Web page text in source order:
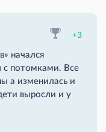
+3
начался
потомками. Все
а изменилась и
выросли и у